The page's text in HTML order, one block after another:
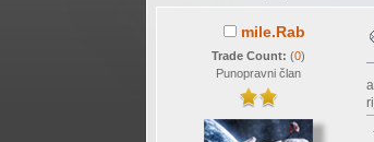
mile.Rab
Trade Count:(0)
Punopravni član